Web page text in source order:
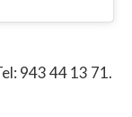
943 44 13 71.